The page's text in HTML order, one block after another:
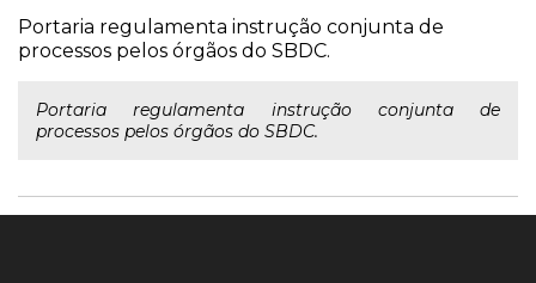
Portaria regulamenta instrução conjunta de
processos pelos órgãos do SBDC.
Portaria regulamenta instrução conjunta de
processos pelos órgãos do SBDC.